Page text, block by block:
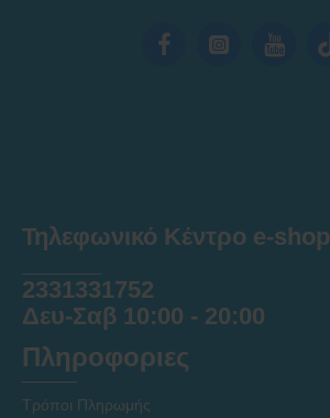
Τηλεφωνικό Κέντρο e-shop
2331331752
Δευ-Σαβ 10:00 - 20:00
Πληροφοριες
Τρόποι Πληρωμής